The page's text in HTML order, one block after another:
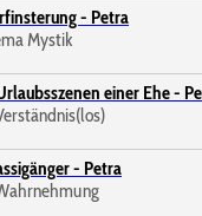
- Petra
Mystik
einer Ehe -
- Petra